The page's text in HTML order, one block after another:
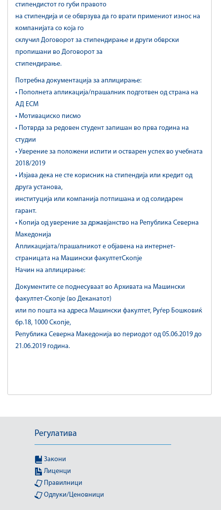
стипендистот го губи правото
на стипендија и се обврзува да го врати примениот износ на
компанијата со која го
склучил Договорот за стипендирање и други обврски
пропишани во Договорот за
стипендирање.
Потребна документација за аплицирање:
• Пополнета апликација/прашалник подготвен од страна на
АД ЕСМ
• Мотивациско писмо
• Потврда за редовен студент запишан во прва година на
студии
• Уверение за положени испити и остварен успех во учебната
2018/2019
• Изјава дека не сте корисник на стипендија или кредит од
друга установа,
институција или компанија потпишана и од солидарен
гарант.
• Копија од уверение за државјанство на Република Северна
Македонија
Апликацијата/прашалникот е објавена на интернет-
страницата на Машински факултетСкопје
Начин на аплицирање:
Документите се поднесуваат во Архивата на Машински
факултет-Скопје (во Деканатот)
или по пошта на адреса Машински факултет, Руѓер Бошковиќ
бр.18, 1000 Скопје,
Република Северна Македонија во периодот од 05.06.2019 до
21.06.2019 година.
Регулатива
Закони
Лиценци
Правилници
Одлуки/Ценовници